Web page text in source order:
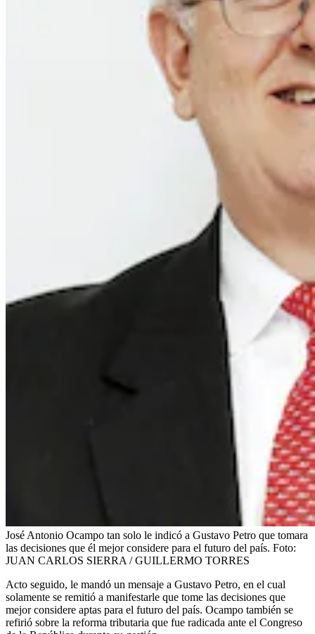
José Antonio Ocampo tan solo le indicó a Gustavo Petro que tomara
las decisiones que él mejor considere para el futuro del país. Foto:
JUAN CARLOS SIERRA / GUILLERMO TORRES
Acto seguido, le mandó un mensaje a Gustavo Petro, en el cual
solamente se remitió a manifestarle que tome las decisiones que
mejor considere aptas para el futuro del país. Ocampo también se
refirió sobre la reforma tributaria que fue radicada ante el Congreso